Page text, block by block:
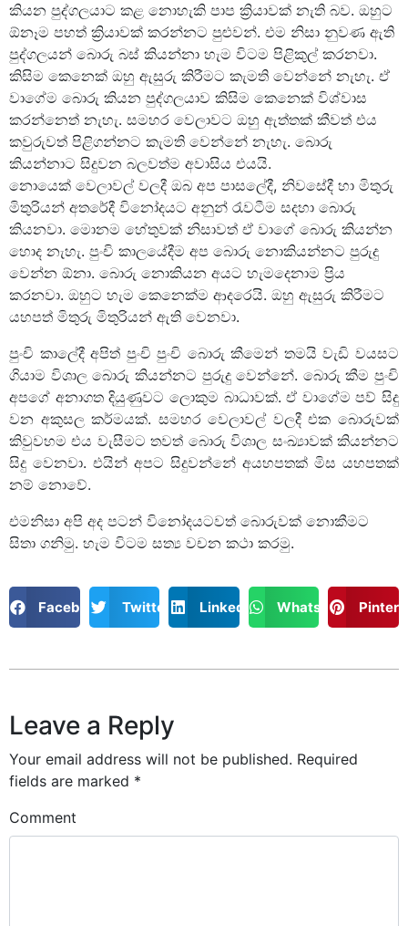
කියන පුද්ගලයාට කළ නොහැකි පාප ක්‍රියාවක් නැති බව. ඔහුට
ඕනෑම පහත් ක්‍රියාවක් කරන්නට පුළුවන්. එම නිසා නුවණ ඇති
පුද්ගලයන් බොරු බස් කියන්නා හැම විටම පිළිකුල් කරනවා.
කිසිම කෙනෙක් ඔහු ඇසුරු කිරීමට කැමති වෙන්නේ නැහැ. ඒ
වාගේම බොරු කියන පුද්ගලයාව කිසිම කෙනෙක් විශ්වාස
කරන්නෙත් නැහැ. සමහර වෙලාවට ඔහු ඇත්තක් කීවත් එය
කවුරුවත් පිළිගන්නට කැමති වෙන්නේ නැහැ. බොරු
කියන්නාට සිදුවන බලවත්ම අවාසිය එයයි.
නොයෙක් වෙලාවල් වලදී ඔබ අප පාසලේදී, නිවසේදී හා මිතුරු
මිතුරියන් අතරේදී විනෝදයට අනුන් රැවටීම සදහා බොරු
කියනවා. මොනම හේතුවක් නිසාවත් ඒ වාගේ බොරු කියන්න
හොද නැහැ. පුංචි කාලයේදීම අප බොරු නොකියන්නට පුරුදු
වෙන්න ඕනා. බොරු නොකියන අයට හැමදෙනාම ප්‍රිය
කරනවා. ඔහුට හැම කෙනෙක්ම ආදරෙයි. ඔහු ඇසුරු කිරීමට
යහපත් මිතුරු මිතුරියන් ඇති වෙනවා.
පුංචි කාලේදී අපිත් පුංචි පුංචි බොරු කීමෙන් තමයි වැඩි වයසට
ගියාම විශාල බොරු කියන්නට පුරුදු වෙන්නේ. බොරු කීම පුංචි
අපගේ අනාගත දියුණුවට ලොකුම බාධාවක්. ඒ වාගේම පව් සිදු
වන අකුසල කර්මයක්. සමහර වෙලාවල් වලදී එක බොරුවක්
කිවුවහම එය වැසීමට තවත් බොරු විශාල සංඛ්‍යාවක් කියන්නට
සිදු වෙනවා. එයින් අපට සිදුවන්නේ අයහපතක් මිස යහපතක්
නම් නොවේ.
එමනිසා අපි අද පටන් විනෝදයටවත් බොරුවක් නොකීමට
සිතා ගනිමු. හැම විටම සත්‍ය වචන කථා කරමු.
Facebook Twitter LinkedIn WhatsApp
Leave a Reply
Your email address will not be published. Required
fields are marked *
Comment